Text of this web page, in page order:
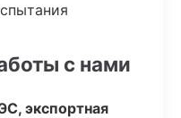
с нами
экспортная